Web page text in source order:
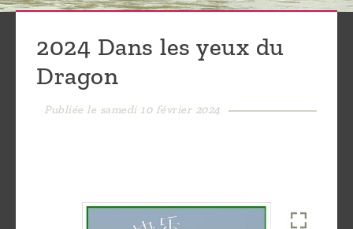
sommes-
nous ?
Découvrir
2024 Dans les yeux du
Dragon
Publiée le samedi 10 février 2024